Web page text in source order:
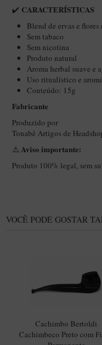
Montana
Mouton
New Rose
New Rose Polido
Petrus
Piccolo
Premium
Sextavado
Encerado
BB Liso e Rústico
CACHIMBOS
✔️ CARACTERÍSTICAS
Blend de ervas e flores
Sem tabaco
Sem nicotina
Produto natural
Aroma herbal suave e
Uso ritualístico e
Conteúdo: 15g
Fabricante
Produzido por
Tonabê Artigos de
⚠️Aviso importante:
Produto 100% legal, sem
VOCÊ PODE GOSTAR
Cachimbo Bertoldi
Cachimbeco Preto com